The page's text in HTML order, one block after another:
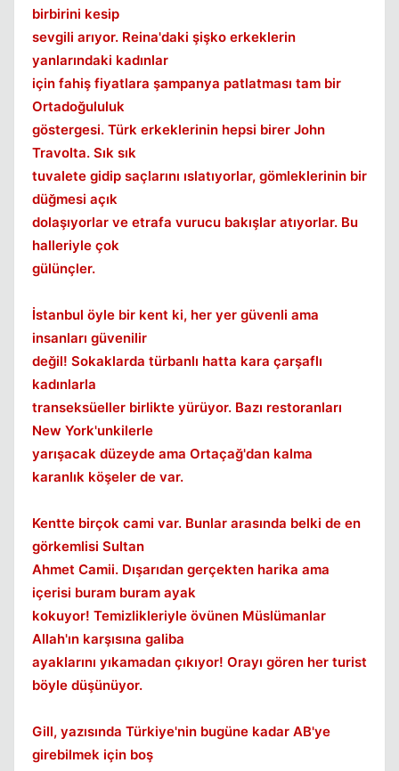
birbirini kesip
sevgili arıyor. Reina'daki şişko erkeklerin
yanlarındaki kadınlar
için fahiş fiyatlara şampanya patlatması tam bir
Ortadoğululuk
göstergesi. Türk erkeklerinin hepsi birer John
Travolta. Sık sık
tuvalete gidip saçlarını ıslatıyorlar, gömleklerinin bir
düğmesi açık
dolaşıyorlar ve etrafa vurucu bakışlar atıyorlar. Bu
halleriyle çok
gülünçler.
İstanbul öyle bir kent ki, her yer güvenli ama
insanları güvenilir
değil! Sokaklarda türbanlı hatta kara çarşaflı
kadınlarla
transeksüeller birlikte yürüyor. Bazı restoranları
New York'unkilerle
yarışacak düzeyde ama Ortaçağ'dan kalma
karanlık köşeler de var.
Kentte birçok cami var. Bunlar arasında belki de en
görkemlisi Sultan
Ahmet Camii. Dışarıdan gerçekten harika ama
içerisi buram buram ayak
kokuyor! Temizlikleriyle övünen Müslümanlar
Allah'ın karşısına galiba
ayaklarını yıkamadan çıkıyor! Orayı gören her turist
böyle düşünüyor.
Gill, yazısında Türkiye'nin bugüne kadar AB'ye
girebilmek için boş